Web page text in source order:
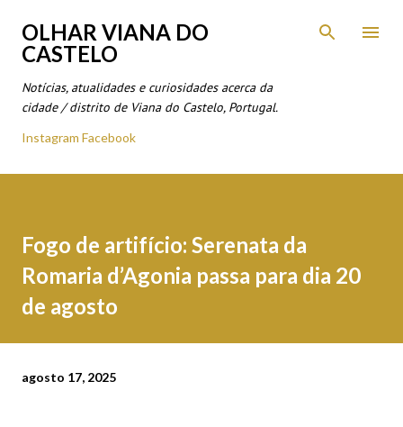
Avançar para o conteúdo principal
OLHAR VIANA DO
CASTELO
Notícias, atualidades e curiosidades acerca da
cidade / distrito de Viana do Castelo, Portugal.
Instagram Facebook
Fogo de artifício: Serenata da
Romaria d’Agonia passa para dia 20
de agosto
agosto 17, 2025